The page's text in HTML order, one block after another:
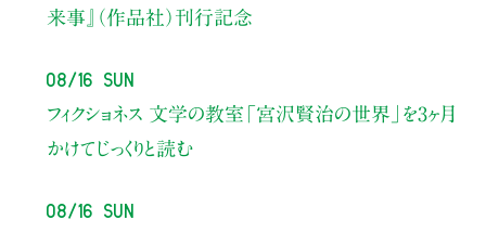
来事』（作品社）刊行記念
08/16 Sun
フィクショネス 文学の教室 「宮沢賢治の世界」を3ヶ月
かけてじっくりと読む
08/16 Sun